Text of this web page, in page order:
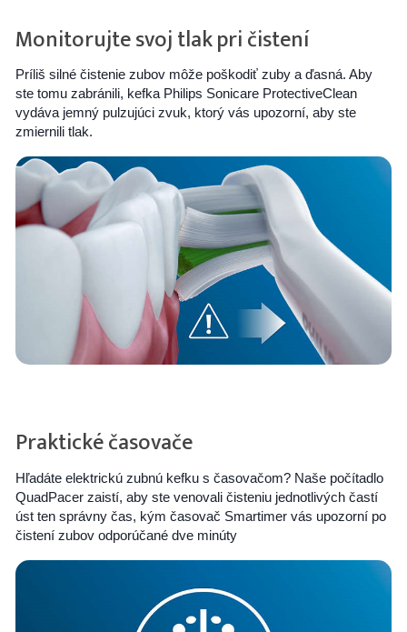
Monitorujte svoj tlak pri čistení
Príliš silné čistenie zubov môže poškodiť zuby a ďasná. Aby
ste tomu zabránili, kefka Philips Sonicare ProtectiveClean
vydáva jemný pulzujúci zvuk, ktorý vás upozorní, aby ste
zmiernili tlak.
Praktické časovače
Hľadáte elektrickú zubnú kefku s časovačom? Naše počítadlo
QuadPacer zaistí, aby ste venovali čisteniu jednotlivých častí
úst ten správny čas, kým časovač Smartimer vás upozorní po
čistení zubov odporúčané dve minúty